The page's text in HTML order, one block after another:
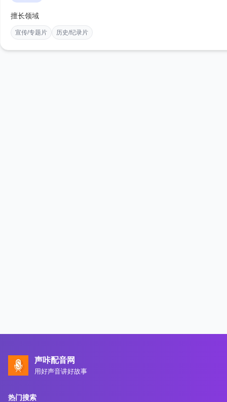
擅长领域
宣传/专题片 历史/纪录片
声咔配音网
用好声音讲好故事
热门搜索